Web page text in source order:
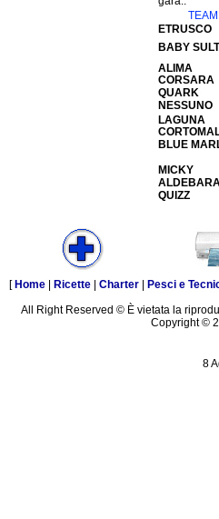
TEAM
ETRUSCO
BABY
ALIMA
CORSARA
QUARK
NESSUNO
LAGUNA
BLUE
MICKY
QUIZZ
[ Home Ricette Charter Pesci e
All Right Reserved © È vietata la
Copyright ©
8